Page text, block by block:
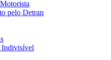
pelo Detran
Indivisível